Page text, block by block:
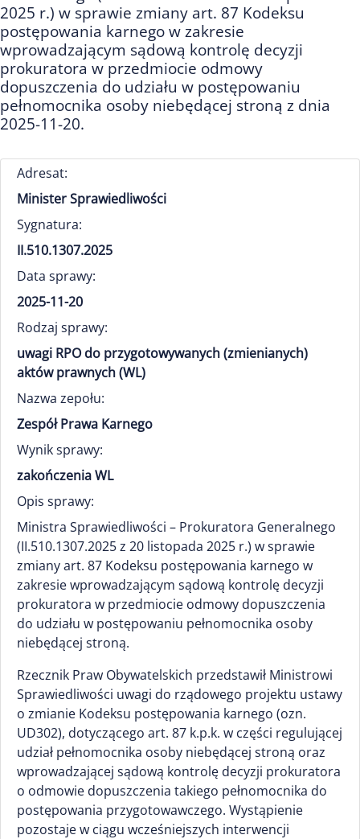
2025 r.) w sprawie zmiany art. 87 Kodeksu
postępowania karnego w zakresie
wprowadzającym sądową kontrolę decyzji
prokuratora w przedmiocie odmowy
dopuszczenia do udziału w postępowaniu
pełnomocnika osoby niebędącej stroną z dnia
2025-11-20.
Adresat:
Minister Sprawiedliwości
Sygnatura:
II.510.1307.2025
Data sprawy:
2025-11-20
Rodzaj sprawy:
uwagi RPO do przygotowywanych (zmienianych)
aktów prawnych (WL)
Nazwa zepołu:
Zespół Prawa Karnego
Wynik sprawy:
zakończenia WL
Opis sprawy:
Ministra Sprawiedliwości – Prokuratora Generalnego
(II.510.1307.2025 z 20 listopada 2025 r.) w sprawie
zmiany art. 87 Kodeksu postępowania karnego w
zakresie wprowadzającym sądową kontrolę decyzji
prokuratora w przedmiocie odmowy dopuszczenia
do udziału w postępowaniu pełnomocnika osoby
niebędącej stroną.
Rzecznik Praw Obywatelskich przedstawił Ministrowi
Sprawiedliwości uwagi do rządowego projektu ustawy
o zmianie Kodeksu postępowania karnego (ozn.
UD302), dotyczącego art. 87 k.p.k. w części regulującej
udział pełnomocnika osoby niebędącej stroną oraz
wprowadzającej sądową kontrolę decyzji prokuratora
o odmowie dopuszczenia takiego pełnomocnika do
postępowania przygotowawczego. Wystąpienie
pozostaje w ciągu wcześniejszych interwencji